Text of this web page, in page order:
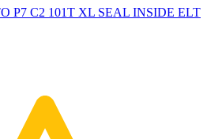
P7 C2 101T XL SEAL INSIDE ELT